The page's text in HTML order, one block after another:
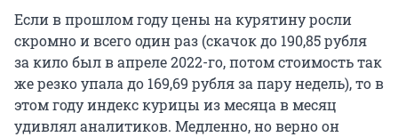
Если в прошлом году цены на курятину росли
скромно и всего один раз (скачок до 190,85 рубля
за кило был в апреле 2022-го, потом стоимость так
же резко упала до 169,69 рубля за пару недель), то в
этом году индекс курицы из месяца в месяц
удивлял аналитиков. Медленно, но верно он